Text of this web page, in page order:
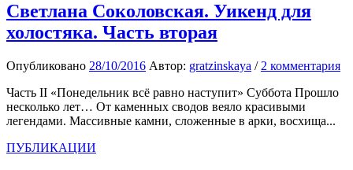
Светлана Соколовская. Уикенд для
холостяка. Часть вторая
Опубликовано 28/10/2016 Автор: gratzinskaya / 2 комментария
Часть II «Понедельник всё равно наступит» Суббота Прошло
несколько лет… От каменных сводов веяло красивыми
легендами. Массивные камни, сложенные в арки, восхища...
ПУБЛИКАЦИИ